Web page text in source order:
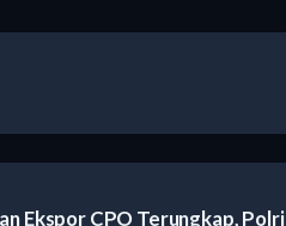
Ekspor CPO Terungkap,